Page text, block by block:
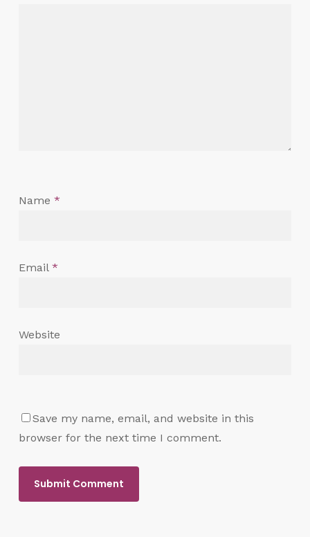
Name *
Email *
Website
Save my name, email, and website in this
browser for the next time I comment.